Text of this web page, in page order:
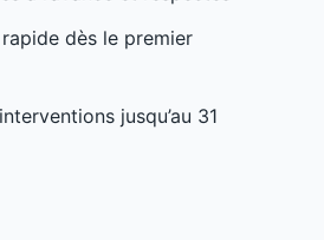
dès le premier
jusqu’au 31